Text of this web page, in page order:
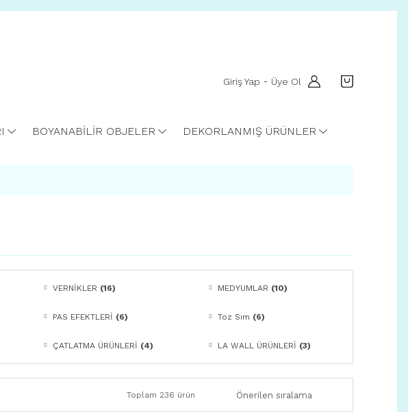
Giriş Yap - Üye Ol
BOYANABİLİR OBJELER DEKORLANMIŞ ÜRÜNLER
VERNİKLER (16) MEDYUMLAR (10)
PAS EFEKTLERİ (6) Toz Sim (6)
ÇATLATMA ÜRÜNLERİ (4) LA WALL ÜRÜNLERİ (3)
Toplam 236 ürün